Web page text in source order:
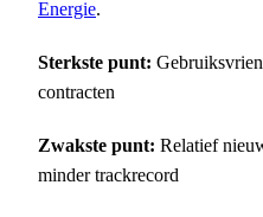
Energie.
Sterkste punt:
contracten
Zwakste punt: Relatief
minder trackrecord